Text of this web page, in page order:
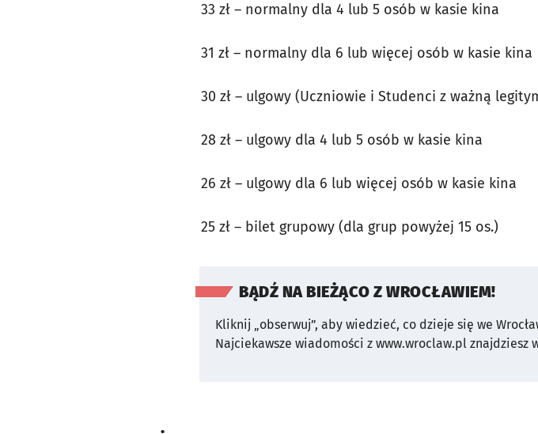
33 zł – normalny dla 4 lub 5 osób w kasie kina
31 zł – normalny dla 6 lub więcej osób w kasie kina
30 zł – ulgowy (Uczniowie i Studenci z ważną
28 zł – ulgowy dla 4 lub 5 osób w kasie kina
26 zł – ulgowy dla 6 lub więcej osób w kasie kina
25 zł – bilet grupowy (dla grup powyżej 15 os.)
BĄDŹ NA BIEŻĄCO Z WROCŁAWIEM!
Kliknij „obserwuj”, aby wiedzieć, co dzieje się we
Najciekawsze wiadomości z www.wroclaw.pl znajdziesz